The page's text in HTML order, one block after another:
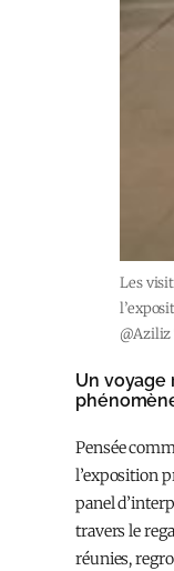
Les
Un voyage
Pensée
l’exposition
panel
travers le
réunies,